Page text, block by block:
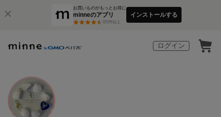
お買いものがもっとお得に
minneのアプリ
3万件以上
インストールする
ログイン